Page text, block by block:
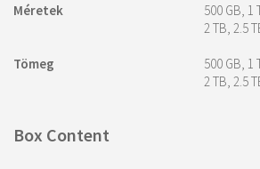
Méretek
500 GB, 1
2 TB, 2.5
Tömeg
500 GB, 1
2 TB, 2.5
Box Content